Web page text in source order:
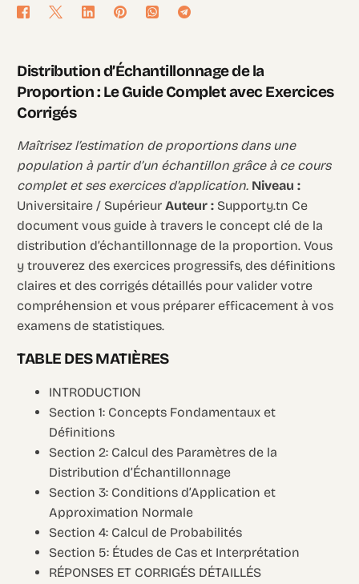
Distribution d’Échantillonnage de la
Proportion : Le Guide Complet avec Exercices
Corrigés
Maîtrisez l’estimation de proportions dans une
population à partir d’un échantillon grâce à ce cours
complet et ses exercices d’application. Niveau :
Universitaire / SupérieurAuteur : Supporty.tn Ce
document vous guide à travers le concept clé de la
distribution d’échantillonnage de la proportion. Vous
y trouverez des exercices progressifs, des définitions
claires et des corrigés détaillés pour valider votre
compréhension et vous préparer efficacement à vos
examens de statistiques.
TABLE DES MATIÈRES
INTRODUCTION
Section 1: Concepts Fondamentaux et
Définitions
Section 2: Calcul des Paramètres de la
Distribution d’Échantillonnage
Section 3: Conditions d’Application et
Approximation Normale
Section 4: Calcul de Probabilités
Section 5: Études de Cas et Interprétation
RÉPONSES ET CORRIGÉS DÉTAILLÉS